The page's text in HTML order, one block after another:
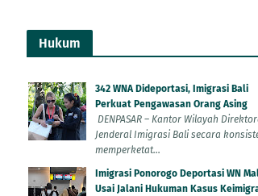
Hukum
342 WNA Dideportasi, Imigrasi Bali
Perkuat Pengawasan Orang Asing
DENPASAR – Kantor Wilayah
Jenderal Imigrasi Bali secara
memperketat...
Imigrasi Ponorogo Deportasi WN
Usai Jalani Hukuman Kasus